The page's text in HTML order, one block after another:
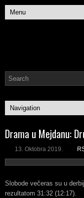
Drama u Mejdanu:
13. Oktobra 2019.
Slobode večeras su u
rezultatom 31:32 (12:17).